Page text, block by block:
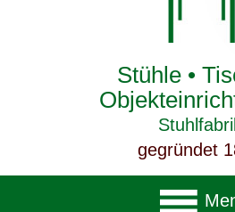
Stühle •
gegründet